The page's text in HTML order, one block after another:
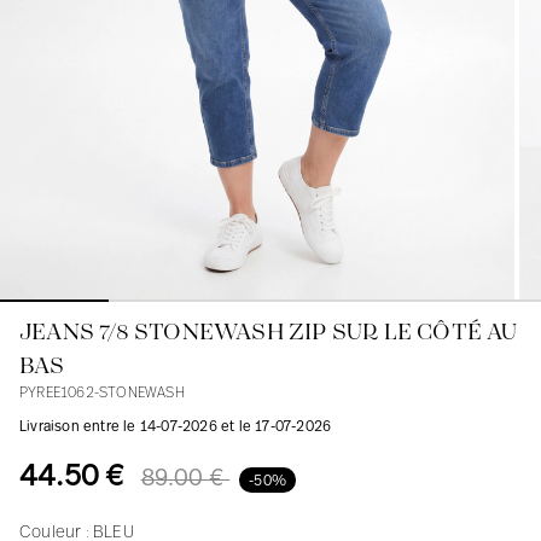
Blazers, Vestes
Blazers, Vestes
Manteaux
Accessoires
En ligne avec les courbes des femmes
JEANS 7/8 STONEWASH ZIP SUR LE CÔTÉ AU
BAS
PYREE1062-STONEWASH
Livraison entre le 14-07-2026 et le 17-07-2026
44.50 € 89.00 € -50%
Couleur : BLEU